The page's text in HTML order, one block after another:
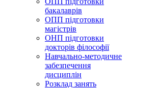
бакалаврів
ОПП підготовки
магістрів
ОНП підготовки
докторів філософії
Навчально-методичне
забезпечення
дисциплін
Розклад занять